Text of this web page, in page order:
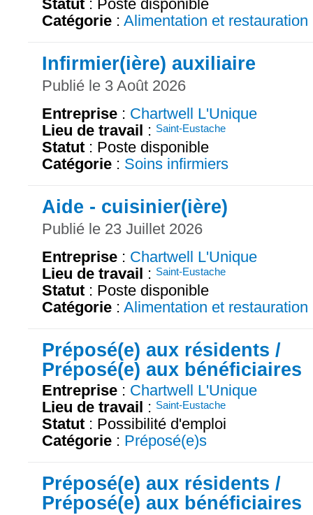
Statut : Poste disponible
Catégorie : Alimentation et restauration
Infirmier(ière) auxiliaire
Publié le 3 Août 2026
Entreprise : Chartwell L'Unique
Lieu de travail : Saint-Eustache
Statut : Poste disponible
Catégorie : Soins infirmiers
Aide - cuisinier(ière)
Publié le 23 Juillet 2026
Entreprise : Chartwell L'Unique
Lieu de travail : Saint-Eustache
Statut : Poste disponible
Catégorie : Alimentation et restauration
Préposé(e) aux résidents /
Préposé(e) aux bénéficiaires
Entreprise : Chartwell L'Unique
Lieu de travail : Saint-Eustache
Statut : Possibilité d'emploi
Catégorie : Préposé(e)s
Préposé(e) aux résidents /
Préposé(e) aux bénéficiaires